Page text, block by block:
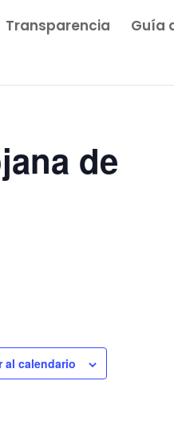
Transparencia
Guía
de
al calendario